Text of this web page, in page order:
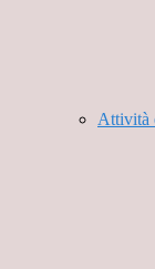
Attività